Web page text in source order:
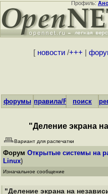
Профиль:
[ новости/+++
форумы правила/FAQпоиск
"Деление экрана
Вариант для распечатки
Форум Открытые системы на
Linux)
Изначальное сообщение
"Деление экрана на